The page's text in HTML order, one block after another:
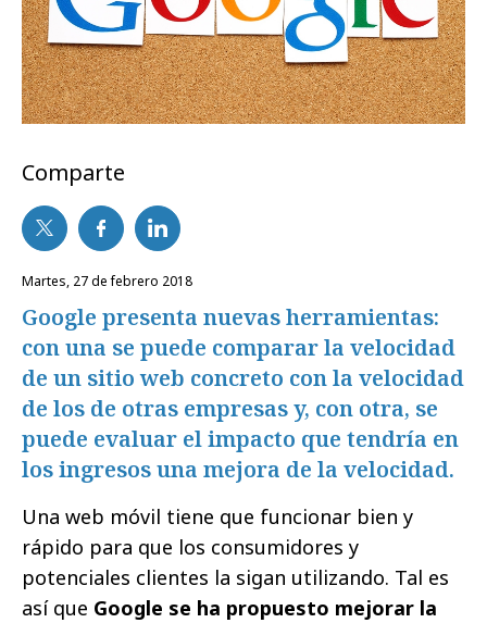
Comparte
martes, 27 de febrero 2018
Google presenta nuevas herramientas:
con una se puede comparar la velocidad
de un sitio web concreto con la velocidad
de los de otras empresas y, con otra, se
puede evaluar el impacto que tendría en
los ingresos una mejora de la velocidad.
Una web móvil tiene que funcionar bien y
rápido para que los consumidores y
potenciales clientes la sigan utilizando. Tal es
así que Google se ha propuesto mejorar la